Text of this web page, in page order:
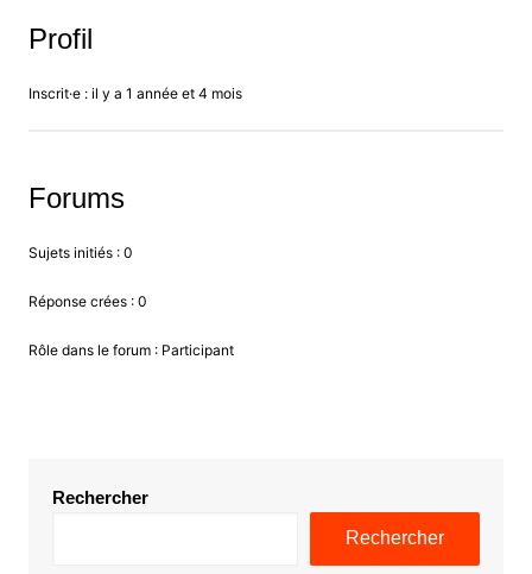
Profil
Inscrit·e : il y a 1 année et 4 mois
Forums
Sujets initiés : 0
Réponse crées : 0
Rôle dans le forum : Participant
Rechercher
Rechercher